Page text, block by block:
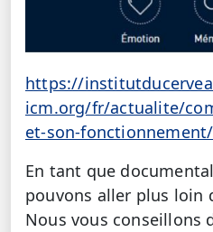
https://
icm.org/fr/actualite/
et-son-fonctionnement/
En tant que
pouvons aller plus loin
Nous vous conseillons